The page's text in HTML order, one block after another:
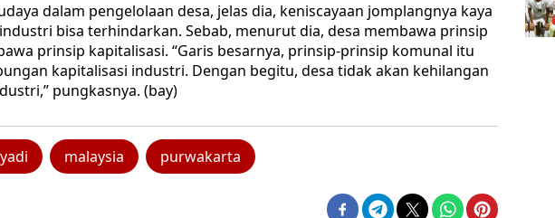
dalam pengelolaan desa, jelas dia, keniscayaan jomplangnya kaya
bisa terhindarkan. Sebab, menurut dia, desa membawa prinsip
prinsip kapitalisasi. “Garis besarnya, prinsip-prinsip komunal itu
kapitalisasi industri. Dengan begitu, desa tidak akan kehilangan
pungkasnya. (bay)
malaysia purwakarta